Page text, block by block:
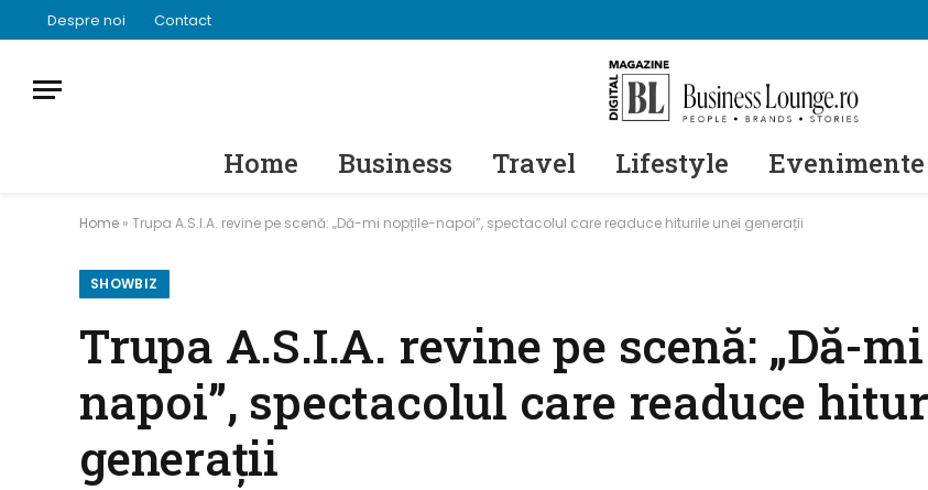
Despre noi Contact
Home Business Travel Lifestyle Evenimente
Home » Trupa A.S.I.A. revine pe scenă: „Dă-mi nopțile-napoi”, spectacolul care readuce hiturile unei generații
SHOWBIZ
Trupa A.S.I.A. revine pe scenă: „Dă-
napoi”, spectacolul care readuce
generații